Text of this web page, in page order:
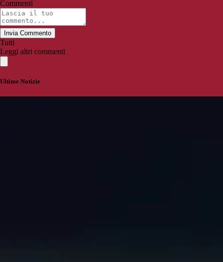
Commenti
Invia Commento
Tutti
Leggi altri commenti
Ultime Notizie